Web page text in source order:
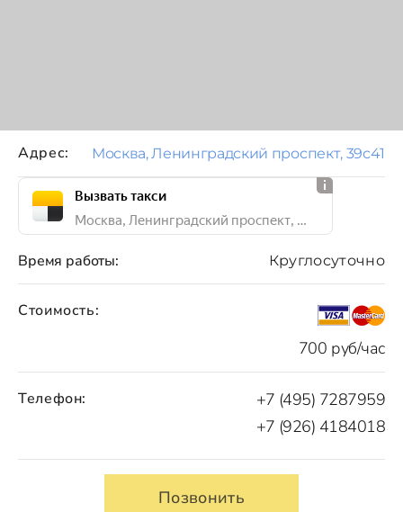
Стоимость:
700 руб/час
Время работы: Круглосуточно
Телефон:
+7 (495) 7287959
+7 (926) 4184018
Позвонить
Адрес: Москва, Ленинградский проспект, 39с41
Вызвать такси
Москва, Ленинградский проспект, 39с41